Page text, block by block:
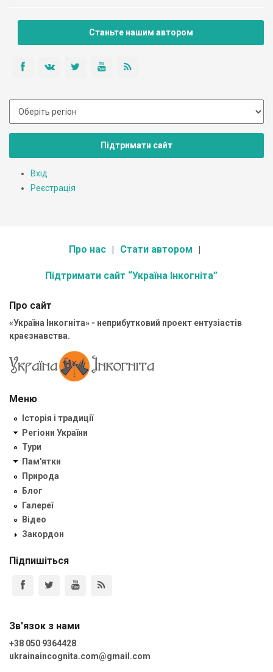
нерубаї. Але до Ковалівки, […]
Станьте нашим автором
Підтримати сайт
Вхід
Реєстрація
Про нас Стати автором
Підтримати сайт “Україна Інкогніта”
Про сайт
«Україна Інкогніта» - неприбутковий проект ентузіастів
краєзнавства.
Меню
Історія і традиції
Регіони України
Тури
Пам'ятки
Природа
Блог
Галереї
Відео
Закордон
Підпишіться
Зв'язок з нами
+38 050 9364428
ukrainaincognita.com@gmail.com